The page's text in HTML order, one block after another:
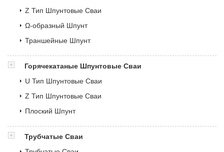
Z Тип Шпунтовые Сваи
Ω-образный Шпунт
Траншейные Шпунт
Горячекатаные Шпунтовые Сваи
U Тип Шпунтовые Сваи
Z Тип Шпунтовые Сваи
Плоский Шпунт
Трубчатые Сваи